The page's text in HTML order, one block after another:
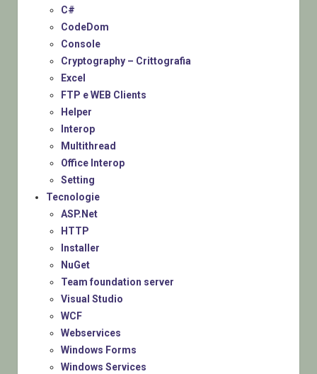
C#
CodeDom
Console
Cryptography – Crittografia
Excel
FTP e WEB Clients
Helper
Interop
Multithread
Office Interop
Setting
Tecnologie
ASP.Net
HTTP
Installer
NuGet
Team foundation server
Visual Studio
WCF
Webservices
Windows Forms
Windows Services